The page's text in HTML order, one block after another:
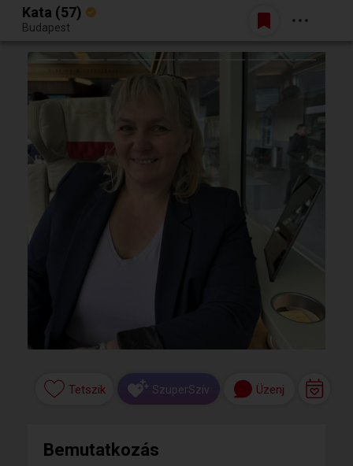
Egy jó randiból bármi lehet.
Belépés
Kata (57)
Budapest
Tetszik SzuperSzív Üzenj
Bemutatkozás